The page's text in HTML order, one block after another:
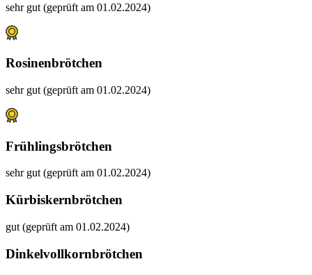
sehr gut (geprüft am 01.02.2024)
Rosinenbrötchen
sehr gut (geprüft am 01.02.2024)
Frühlingsbrötchen
sehr gut (geprüft am 01.02.2024)
Kürbiskernbrötchen
gut (geprüft am 01.02.2024)
Dinkelvollkornbrötchen